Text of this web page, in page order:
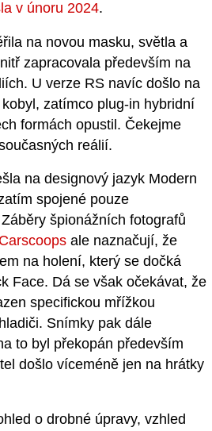
v únoru 2024.
na novou masku, světla a
zapracovala především na
U verze RS navíc došlo na
zatímco plug-in hybridní
formách opustil. Čekejme
reálií.
na designový jazyk Modern
spojené pouze
špionážních fotografů
Carscoops ale naznačují, že
na holení, který se dočká
Face. Dá se však očekávat, že
specifickou mřížkou
Snímky pak dále
to byl překopán především
došlo víceméně jen na hrátky
o drobné úpravy, vzhled